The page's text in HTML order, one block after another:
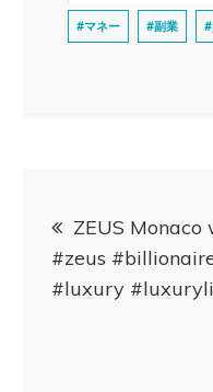
#マネー #副業
稿
ZEUS Monaco
#zeus
#luxury